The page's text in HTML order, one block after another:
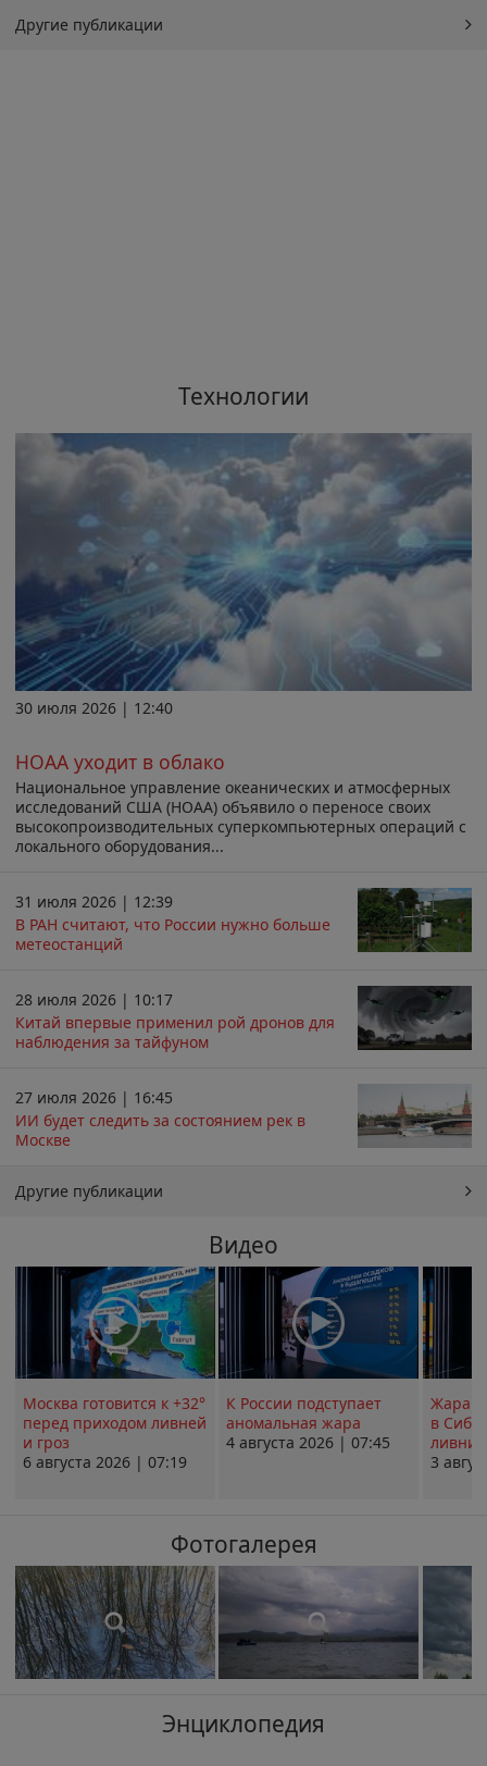
Другие публикации
Технологии
30 июля 2026 | 12:40
НОАА уходит в облако
Национальное управление океанических и атмосферных
исследований США (НОАА) объявило о переносе своих
высокопроизводительных суперкомпьютерных операций с
локального оборудования...
31 июля 2026 | 12:39
В РАН считают, что России нужно больше
метеостанций
28 июля 2026 | 10:17
Китай впервые применил рой дронов для
наблюдения за тайфуном
27 июля 2026 | 16:45
ИИ будет следить за состоянием рек в
Москве
Другие публикации
Видео
Москва готовится к +32°
перед приходом ливней
и гроз
6 августа 2026 | 07:19
К России подступает
аномальная жара
4 августа 2026 | 07:45
Жара в
в
ливни
3
Фотогалерея
Энциклопедия